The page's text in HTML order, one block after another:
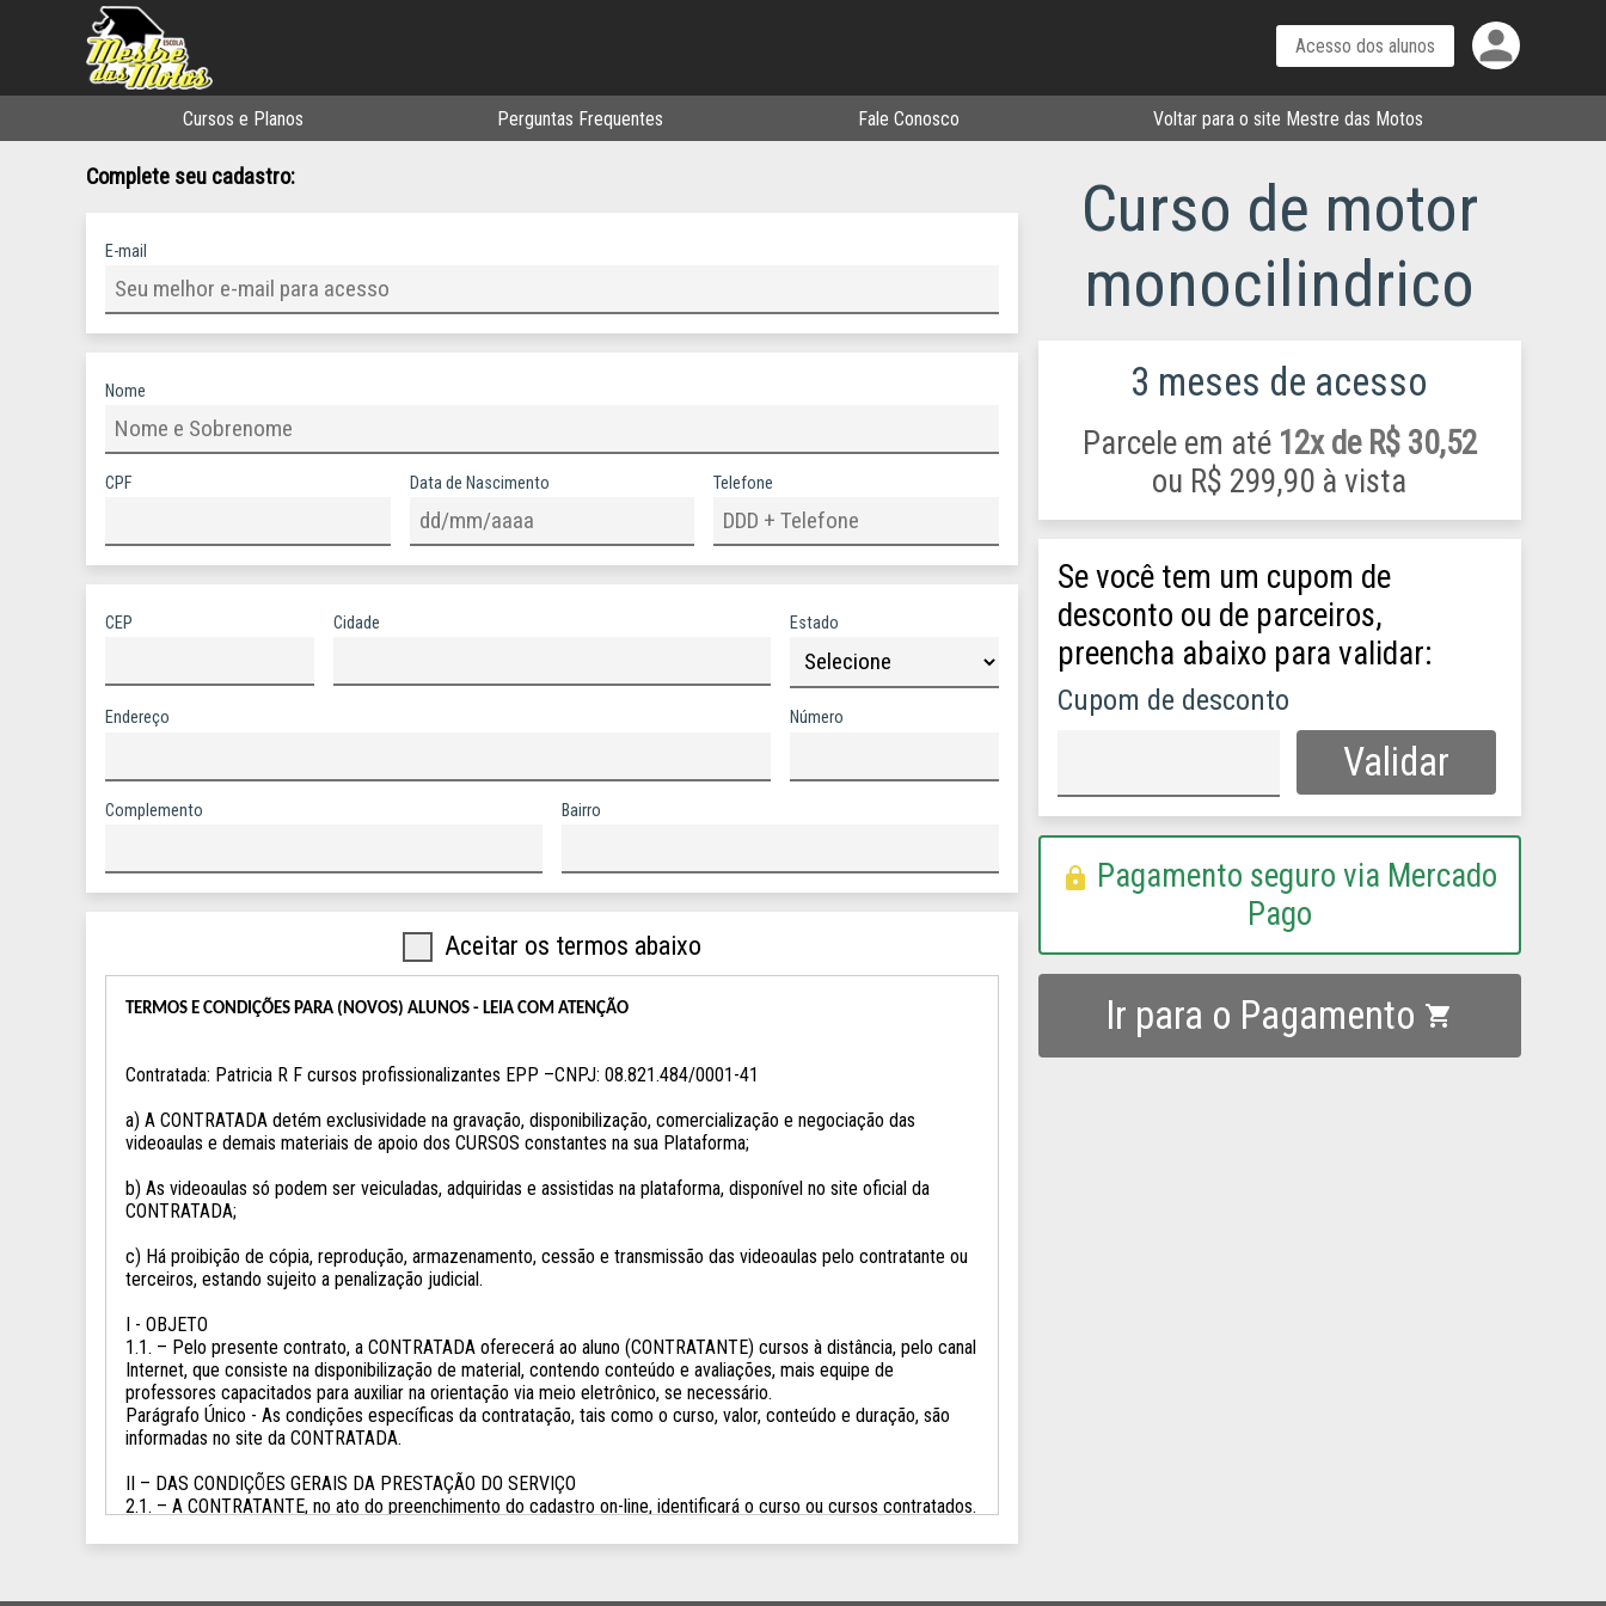
person
Cursos e Planos Perguntas Frequentes Fale Conosco Voltar para o site Mestre das Motos
Complete seu cadastro:
E-mail
Nome
CPF Data de Nascimento Telefone
CEP Cidade Estado
Endereço Número
Complemento Bairro
TERMOS E CONDIÇÕES PARA (NOVOS) ALUNOS - LEIA COM ATENÇÃO
Contratada: Patricia R F cursos profissionalizantes EPP –CNPJ: 08.821.484/0001-41
a) A CONTRATADA detém exclusividade na gravação, disponibilização, comercialização e negociação das
videoaulas e demais materiais de apoio dos CURSOS constantes na sua Plataforma;
b) As videoaulas só podem ser veiculadas, adquiridas e assistidas na plataforma, disponível no site oficial da
CONTRATADA;
c) Há proibição de cópia, reprodução, armazenamento, cessão e transmissão das videoaulas pelo contratante ou
terceiros, estando sujeito a penalização judicial.
I - OBJETO
1.1. – Pelo presente contrato, a CONTRATADA oferecerá ao aluno (CONTRATANTE) cursos à distância, pelo canal
Internet, que consiste na disponibilização de material, contendo conteúdo e avaliações, mais equipe de
professores capacitados para auxiliar na orientação via meio eletrônico, se necessário.
Parágrafo Único - As condições específicas da contratação, tais como o curso, valor, conteúdo e duração, são
informadas no site da CONTRATADA.
II – DAS CONDIÇÕES GERAIS DA PRESTAÇÃO DO SERVIÇO
2.1. – A CONTRATANTE, no ato do preenchimento do cadastro on-line, identificará o curso ou cursos contratados.
2.2. – Os cursos serão ministrados a distância, mediante o canal internet, podendo ser realizado por
Curso de motor
monocilindrico
3 meses de acesso
Parcele em até 12x de R$ 30,52
ou R$ 299,90 à vista
Se você tem um cupom de
desconto ou de parceiros,
preencha abaixo para validar:
Cupom de desconto
lock Pagamento seguro via Mercado
Pago
Ir para o Pagamento shopping_cart